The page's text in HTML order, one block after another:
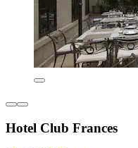
Hotel Club Frances